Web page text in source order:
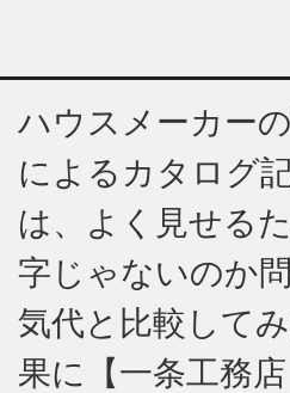
ハウスメーカー
によるカタログ
は、よく見せる
字じゃないのか
気代と比較して
果に【一条工務店